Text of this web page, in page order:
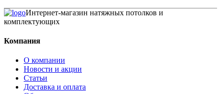
Интернет-магазин натяжных потолков и
комплектующих
Компания
О компании
Новости и акции
Статьи
Доставка и оплата